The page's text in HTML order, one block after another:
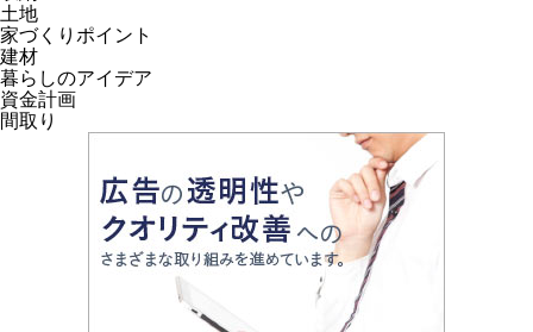
土地
家づくりポイント
建材
暮らしのアイデア
資金計画
間取り